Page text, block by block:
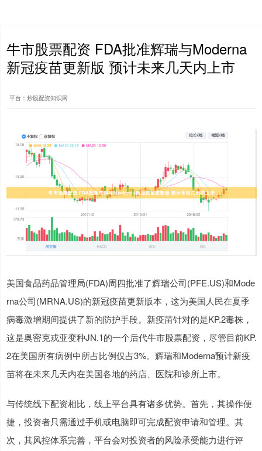
牛市股票配资 FDA批准辉瑞与Moderna
新冠疫苗更新版 预计未来几天内上市
平台：炒股配资知识网
美国食品药品管理局(FDA)周四批准了辉瑞公司(PFE.US)和Mode
rna公司(MRNA.US)的新冠疫苗更新版本，这为美国人民在夏季
病毒激增期间提供了新的防护手段。新疫苗针对的是KP.2毒株，
这是奥密克戎亚变种JN.1的一个后代牛市股票配资，尽管目前KP.
2在美国所有病例中所占比例仅占3%。辉瑞和Moderna预计新疫
苗将在未来几天内在美国各地的药店、医院和诊所上市。
与传统线下配资相比，线上平台具有诸多优势。首先，其操作便
捷，投资者只需通过手机或电脑即可完成配资申请和管理。其
次，其风控体系完善，平台会对投资者的风险承受能力进行评